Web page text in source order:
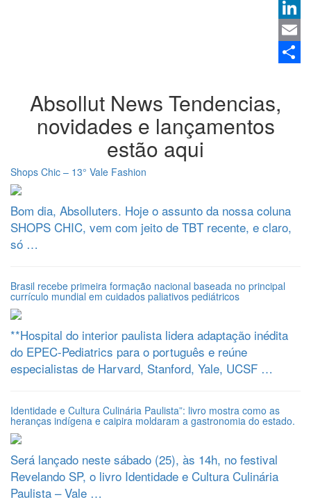
Email
Absollut News Tendencias,
novidades e lançamentos
estão aqui
Shops Chic – 13° Vale Fashion
Bom dia, Absolluters. Hoje o assunto da nossa coluna
SHOPS CHIC, vem com jeito de TBT recente, e claro,
só …
Brasil recebe primeira formação nacional baseada no principal
currículo mundial em cuidados paliativos pediátricos
**Hospital do interior paulista lidera adaptação inédita
do EPEC-Pediatrics para o português e reúne
especialistas de Harvard, Stanford, Yale, UCSF …
Identidade e Cultura Culinária Paulista”: livro mostra como as
heranças indígena e caipira moldaram a gastronomia do estado.
Será lançado neste sábado (25), às 14h, no festival
Revelando SP, o livro Identidade e Cultura Culinária
Paulista – Vale …